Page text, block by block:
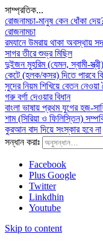
সাম্প্রতিক...
রোজনামচা-মানুষ কেন ধোঁকা
রোজনামচা
রমযানে উমরায় থাকা অবস্থায়
সাগর তীরে শুভ্র মিছিল
দুইজন মুহরিম (যেমন, স্বামী-
কেটে (হলক/কসর) দিতে পারবে
সুদের নিয়ম শিখিয়ে বেতন নেওয়া
গরু বর্গা দেওয়ার বিধান
বাংলা ভাষায় প্রথম যুগের হজ-
শাম (সিরিয়া ও ফিলিস্তিন)
কুরআন বাদ দিয়ে সংস্কার হবে না
সন্ধান করাঃ
Facebook
Plus Google
Twitter
Linkdhin
Youtube
Skip to content